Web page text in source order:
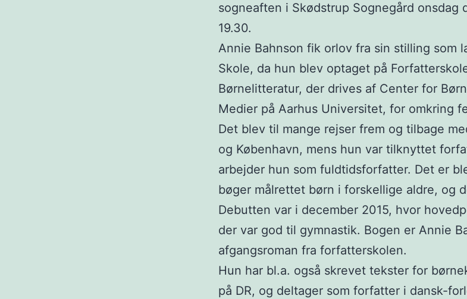
sogneaften i Skødstrup Sognegård onsdag
19.30.
Annie Bahnson fik orlov fra sin stilling som
Skole, da hun blev optaget på
Børnelitteratur, der drives af Center for
Medier på Aarhus Universitet, for omkring
Det blev til mange rejser frem og tilbage
og København, mens hun var tilknyttet
arbejder hun som fuldtidsforfatter. Det er
bøger målrettet børn i forskellige aldre, og
Debutten var i december 2015, hvor
der var god til gymnastik. Bogen er Annie
afgangsroman fra forfatterskolen.
Hun har bl.a. også skrevet tekster for
på DR, og deltager som forfatter i dansk-